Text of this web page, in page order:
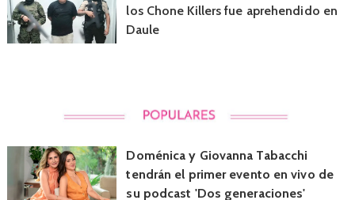
los Chone Killers fue aprehendido en
Daule
Doménica y Giovanna Tabacchi
tendrán el primer evento en vivo de
su podcast 'Dos generaciones'